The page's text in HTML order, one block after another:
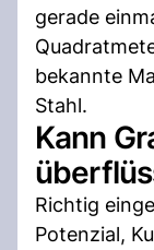
gerade
bekannte
Stahl.
Kann
Richtig
Potenzial,